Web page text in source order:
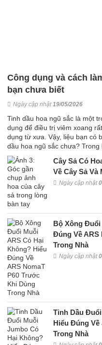
Công dụng và cách
bạn chưa biết
Ngày cập nhật19/05/2026
Tinh dầu hoa ngũ sắc là một
dụng để điều trị viêm xoang
dụng từ xưa. Vậy, liệu bạn có
dầu hoa ngũ sắc chưa?
Cây Sả Có
Về Cây Sả
Ngày cập nhật
Bộ Xông
Đúng Về ARS
Trong Nhà
Ngày cập nhật
Tinh Dầu
Hiểu Đúng
Trong Nhà